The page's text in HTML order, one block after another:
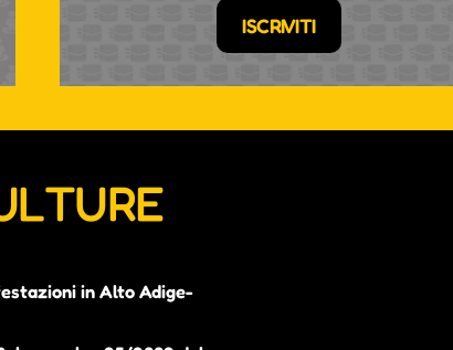
ISCRIVITI
in Alto Adige-